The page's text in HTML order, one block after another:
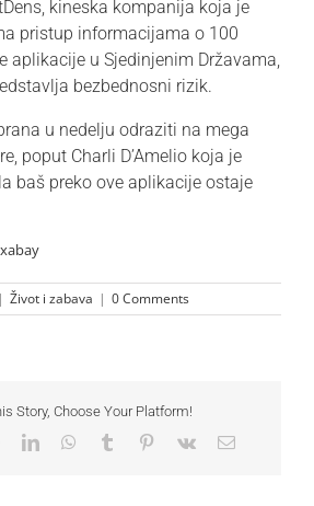
kineska kompanija koja je
pristup informacijama o 100
aplikacije u Sjedinjenim Državama,
bezbednosni rizik.
u nedelju odraziti na mega
poput Charli D’Amelio koja je
baš preko ove aplikacije ostaje
| Život i zabava | 0 Comments
Story, Choose Your Platform!
LinkedInWhatsApp
Tumblr Pinterest
Vk Email